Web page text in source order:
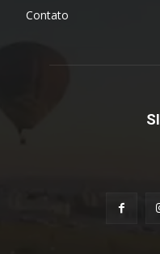
Contato